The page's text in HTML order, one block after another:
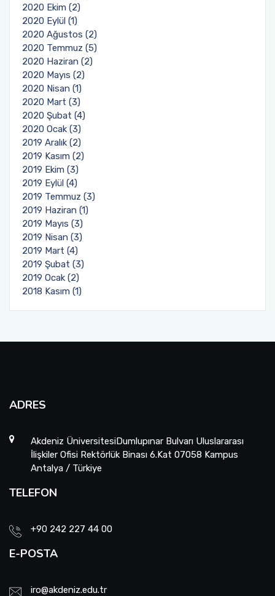
2020 Ekim (2)
2020 Eylül (1)
2020 Ağustos (2)
2020 Temmuz (5)
2020 Haziran (2)
2020 Mayıs (2)
2020 Nisan (1)
2020 Mart (3)
2020 Şubat (4)
2020 Ocak (3)
2019 Aralık (2)
2019 Kasım (2)
2019 Ekim (3)
2019 Eylül (4)
2019 Temmuz (3)
2019 Haziran (1)
2019 Mayıs (3)
2019 Nisan (3)
2019 Mart (4)
2019 Şubat (3)
2019 Ocak (2)
2018 Kasım (1)
ADRES
Akdeniz ÜniversitesiDumlupınar Bulvarı Uluslararası
İlişkiler Ofisi Rektörlük Binası 6.Kat 07058 Kampus
Antalya / Türkiye
TELEFON
+90 242 227 44 00
E-POSTA
iro@akdeniz.edu.tr